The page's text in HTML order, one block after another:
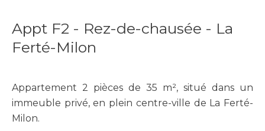
Appt F2 - Rez-de-chausée - La
Ferté-Milon
Appartement 2 pièces de 35 m², situé dans un
immeuble privé, en plein centre-ville de La Ferté-
Milon.